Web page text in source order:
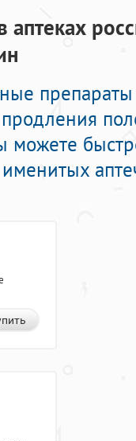
аптеках
можете